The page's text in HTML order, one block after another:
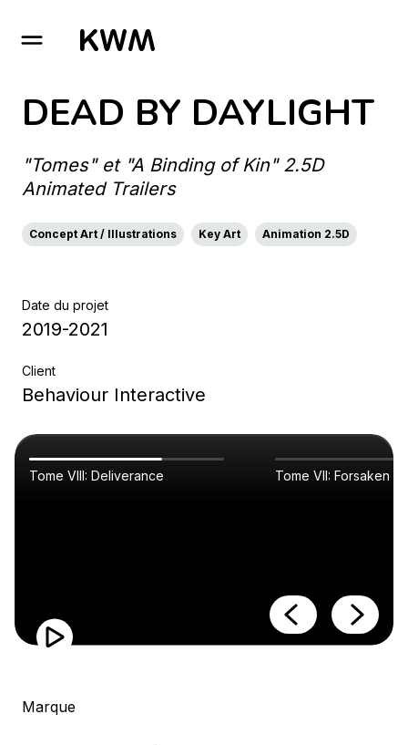
GO TO HOMEPAGE
DEAD BY DAYLIGHT
"Tomes" et "A Binding of Kin" 2.5D
Animated Trailers
Concept Art / Illustrations Key Art Animation 2.5D
Date du projet
2019-2021
Client
Behaviour Interactive
Tome VIII: Deliverance Tome VII: Forsaken
Marque